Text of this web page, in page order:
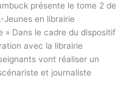
présente le tome 2 de
Jeunes en librairie
» Dans le cadre du dispositif
avec la librairie
vont réaliser un
et journaliste